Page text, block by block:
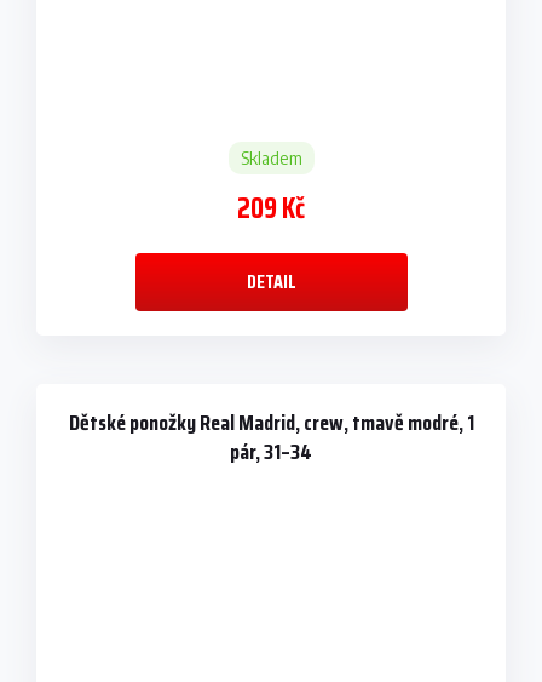
Skladem
209 Kč
DETAIL
Dětské ponožky Real Madrid, crew, tmavě modré, 1
pár, 31–34